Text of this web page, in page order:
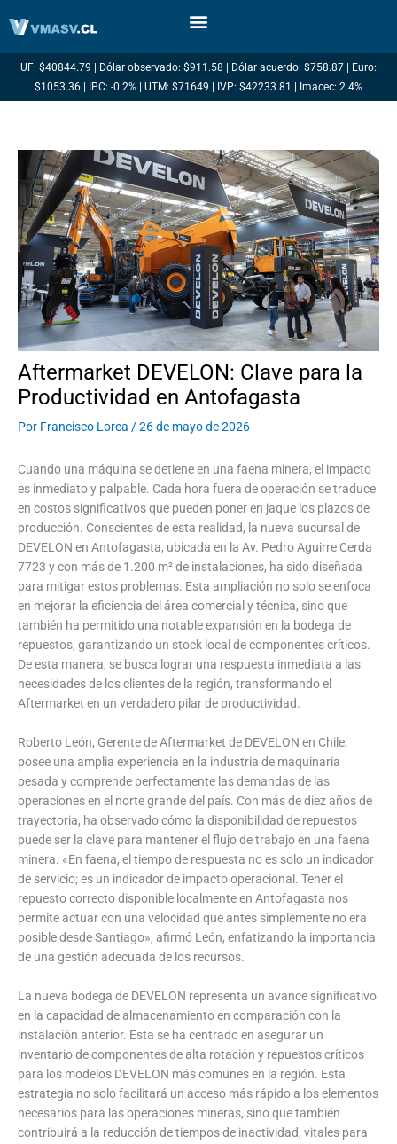
UF: $40844.79 | Dólar observado: $911.58 | Dólar acuerdo: $758.87 | Euro:
$1053.36 | IPC: -0.2% | UTM: $71649 | IVP: $42233.81 | Imacec: 2.4%
Aftermarket DEVELON: Clave para la
Productividad en Antofagasta
Por Francisco Lorca /26 de mayo de 2026
Cuando una máquina se detiene en una faena minera, el impacto
es inmediato y palpable. Cada hora fuera de operación se traduce
en costos significativos que pueden poner en jaque los plazos de
producción. Conscientes de esta realidad, la nueva sucursal de
DEVELON en Antofagasta, ubicada en la Av. Pedro Aguirre Cerda
7723 y con más de 1.200 m² de instalaciones, ha sido diseñada
para mitigar estos problemas. Esta ampliación no solo se enfoca
en mejorar la eficiencia del área comercial y técnica, sino que
también ha permitido una notable expansión en la bodega de
repuestos, garantizando un stock local de componentes críticos.
De esta manera, se busca lograr una respuesta inmediata a las
necesidades de los clientes de la región, transformando el
Aftermarket en un verdadero pilar de productividad.
Roberto León, Gerente de Aftermarket de DEVELON en Chile,
posee una amplia experiencia en la industria de maquinaria
pesada y comprende perfectamente las demandas de las
operaciones en el norte grande del país. Con más de diez años de
trayectoria, ha observado cómo la disponibilidad de repuestos
puede ser la clave para mantener el flujo de trabajo en una faena
minera. «En faena, el tiempo de respuesta no es solo un indicador
de servicio; es un indicador de impacto operacional. Tener el
repuesto correcto disponible localmente en Antofagasta nos
permite actuar con una velocidad que antes simplemente no era
posible desde Santiago», afirmó León, enfatizando la importancia
de una gestión adecuada de los recursos.
La nueva bodega de DEVELON representa un avance significativo
en la capacidad de almacenamiento en comparación con la
instalación anterior. Esta se ha centrado en asegurar un
inventario de componentes de alta rotación y repuestos críticos
para los modelos DEVELON más comunes en la región. Esta
estrategia no solo facilitará un acceso más rápido a los elementos
necesarios para las operaciones mineras, sino que también
contribuirá a la reducción de tiempos de inactividad, vitales para